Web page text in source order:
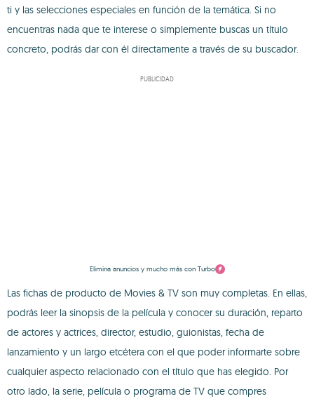
ti y las selecciones especiales en función de la temática. Si no
encuentras nada que te interese o simplemente buscas un título
concreto, podrás dar con él directamente a través de su buscador.
PUBLICIDAD
Elimina anuncios y mucho más con Turbo
Las fichas de producto de Movies & TV son muy completas. En ellas,
podrás leer la sinopsis de la película y conocer su duración, reparto
de actores y actrices, director, estudio, guionistas, fecha de
lanzamiento y un largo etcétera con el que poder informarte sobre
cualquier aspecto relacionado con el título que has elegido. Por
otro lado, la serie, película o programa de TV que compres